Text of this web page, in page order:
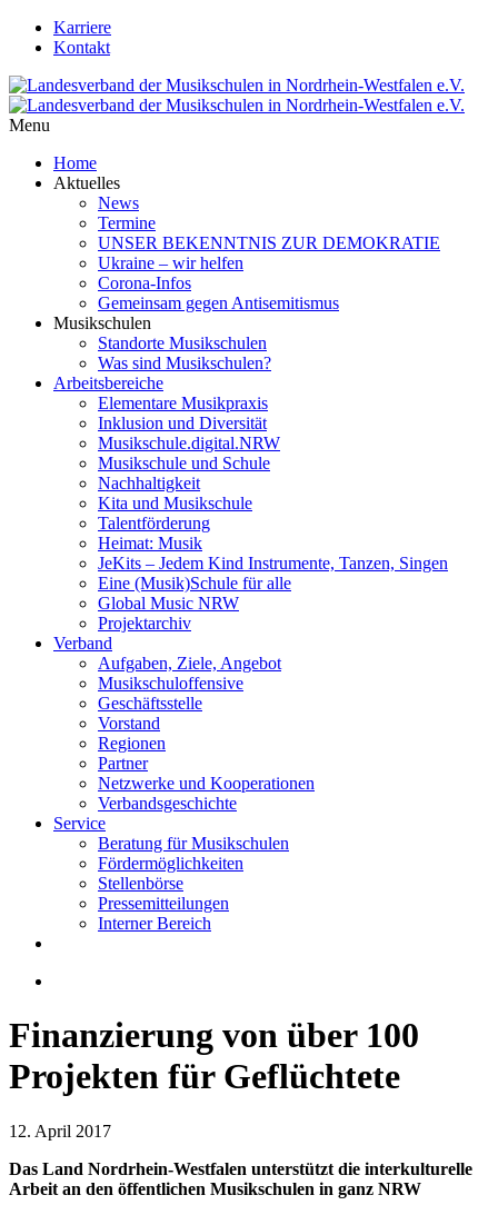
Karriere
Kontakt
Menu
Home
Aktuelles
News
Termine
UNSER BEKENNTNIS ZUR DEMOKRATIE
Ukraine – wir helfen
Corona-Infos
Gemeinsam gegen Antisemitismus
Musikschulen
Standorte Musikschulen
Was sind Musikschulen?
Arbeitsbereiche
Elementare Musikpraxis
Inklusion und Diversität
Musikschule.digital.NRW
Musikschule und Schule
Nachhaltigkeit
Kita und Musikschule
Talentförderung
Heimat: Musik
JeKits – Jedem Kind Instrumente, Tanzen, Singen
Eine (Musik)Schule für alle
Global Music NRW
Projektarchiv
Verband
Aufgaben, Ziele, Angebot
Musikschuloffensive
Geschäftsstelle
Vorstand
Regionen
Partner
Netzwerke und Kooperationen
Verbandsgeschichte
Service
Beratung für Musikschulen
Fördermöglichkeiten
Stellenbörse
Pressemitteilungen
Interner Bereich
Finanzierung von über 100
Projekten für Geflüchtete
12. April 2017
Das Land Nordrhein-Westfalen unterstützt die interkulturelle
Arbeit an den öffentlichen Musikschulen in ganz NRW